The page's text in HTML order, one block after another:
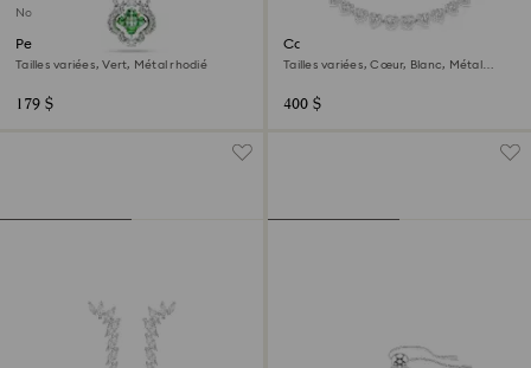
Nouveau
Pendentif Una Angelic
Tailles variées, Vert, Métal rhodié
179 $
Collier Ariana Grande x
Swarovski
Tailles variées, Cœur, Blanc, Métal
400 $